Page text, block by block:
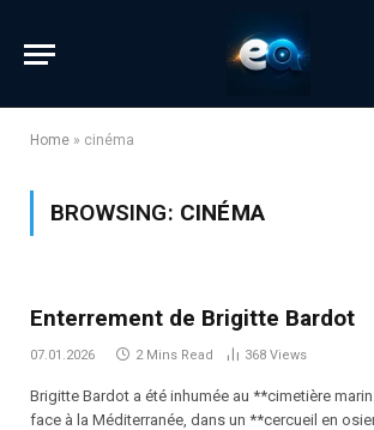
Home » cinéma
BROWSING: CINÉMA
Enterrement de Brigitte Bardot
07.01.2026 2 Mins Read 368 Views
Brigitte Bardot a été inhumée au **cimetière
face à la Méditerranée, dans un **cercueil en